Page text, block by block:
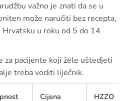
važno je znati da se u
može naručiti bez recepta,
u roku od 5 do 14
za pacijente koji žele uštedjeti
treba voditi liječnik.
Cijena HZZO